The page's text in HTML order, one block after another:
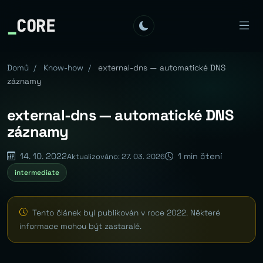
_CORE
Domů / Know-how /
external-dns — automatické DNS
záznamy
external-dns — automatické DNS
záznamy
14. 10. 2022Aktualizováno: 27. 03. 2026 1 min čtení
intermediate
Tento článek byl publikován v roce 2022. Některé
informace mohou být zastaralé.